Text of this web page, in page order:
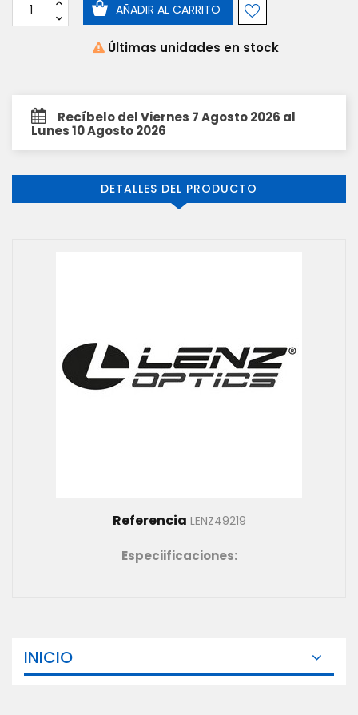
AÑADIR AL CARRITO
Últimas unidades en stock
Recíbelo del Viernes 7 Agosto 2026 al
Lunes 10 Agosto 2026
DETALLES DEL PRODUCTO
Referencia LENZ49219
Especiificaciones:
INICIO